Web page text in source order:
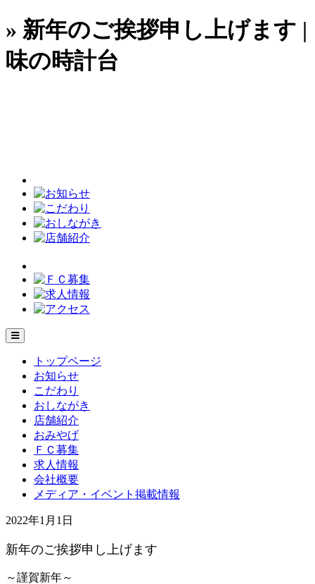
» 新年のご挨拶申し上げます |
味の時計台
トップページ
お知らせ
こだわり
おしながき
店舗紹介
おみやげ
ＦＣ募集
求人情報
会社概要
メディア・イベント掲載情報
2022年1月1日
新年のご挨拶申し上げます
～謹賀新年～